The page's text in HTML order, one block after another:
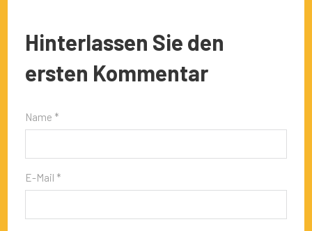
Hinterlassen Sie den
ersten Kommentar
Name *
E-Mail *